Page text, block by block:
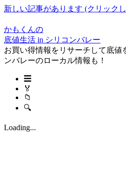
新しい記事があります (クリック
かもくんの
底値生活 in シリコンバレー
お買い得情報をリサーチして底値
ンバレーのローカル情報も！
☰
🏅
📁
🔍
Loading...